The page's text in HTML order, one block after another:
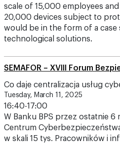
scale of 15,000 employees
20,000 devices subject to
would be in the form of a
technological solutions.
SEMAFOR – XVIII Forum
Co daje centralizacja usług
Tuesday, March 11, 2025
16:40-17:00
W Banku BPS przez ostatnie 6
Centrum
w skali 15 tys. Pracowników i